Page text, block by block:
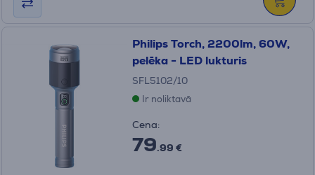
Philips Torch, 2200lm, 60W,
pelēka - LED lukturis
SFL5102/10
Ir noliktavā
Cena:
79.99 €